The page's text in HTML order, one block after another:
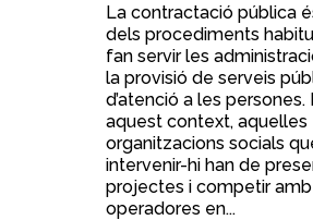
La contractació pública
dels procediments
fan servir les
la provisió de serveis
d’atenció a les persones.
aquest context, aquelles
organitzacions socials
intervenir-hi han de
projectes i competir
operadores en...